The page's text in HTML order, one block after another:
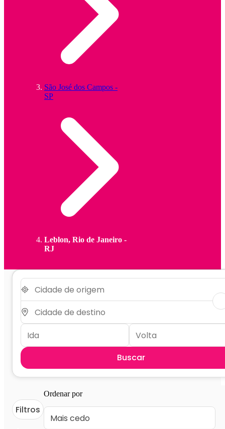
São José dos Campos -
SP
Leblon, Rio de Janeiro -
RJ
Buscar
Filtros
Ordenar por